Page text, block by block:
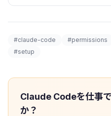
#claude-code #permissions
#setup
Claude Codeを仕事
か？